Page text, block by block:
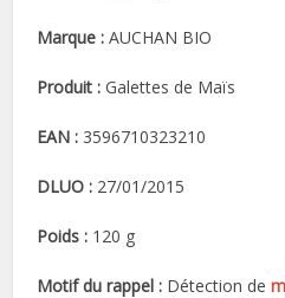
Marque : AUCHAN BIO
Produit : Galettes de Maïs
EAN : 3596710323210
DLUO : 27/01/2015
Poids : 120 g
Motif du rappel : Détection de